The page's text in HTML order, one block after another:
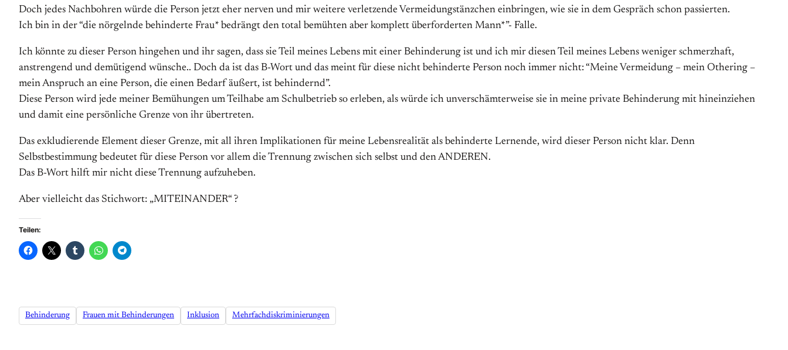
Doch jedes Nachbohren würde die Person jetzt eher nerven und mir weitere verletzende Vermeidungstänzchen einbringen, wie sie in dem Gespräch schon passierten.
Ich bin in der “die nörgelnde behinderte Frau* bedrängt den total bemühten aber komplett überforderten Mann*”- Falle.
Ich könnte zu dieser Person hingehen und ihr sagen, dass sie Teil meines Lebens mit einer Behinderung ist und ich mir diesen Teil meines Lebens weniger schmerzhaft,
anstrengend und demütigend wünsche.. Doch da ist das B-Wort und das meint für diese nicht behinderte Person noch immer nicht: “Meine Vermeidung – mein Othering –
mein Anspruch an eine Person, die einen Bedarf äußert, ist behindernd”.
Diese Person wird jede meiner Bemühungen um Teilhabe am Schulbetrieb so erleben, als würde ich unverschämterweise sie in meine private Behinderung mit hineinziehen
und damit eine persönliche Grenze von ihr übertreten.
Das exkludierende Element dieser Grenze, mit all ihren Implikationen für meine Lebensrealität als behinderte Lernende, wird dieser Person nicht klar. Denn
Selbstbestimmung bedeutet für diese Person vor allem die Trennung zwischen sich selbst und den ANDEREN.
Das B-Wort hilft mir nicht diese Trennung aufzuheben.
Aber vielleicht das Stichwort: „MITEINANDER“ ?
Teilen:
Behinderung Frauen mit Behinderungen Inklusion Mehrfachdiskriminierungen